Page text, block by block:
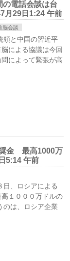
電話会談は台
月29日1:24 午前
脳会談
領と中国の習近平
による協議は今回
によって緊張が高
奨金 最高1000万
5:14 午前
日、ロシアによる
１０００万ドルの
のは、ロシア企業